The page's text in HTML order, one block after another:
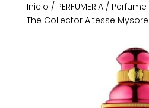
Inicio / PERFUMERIA/ Perfume
The Collector Altesse